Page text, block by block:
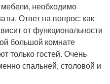
необходимо
Ответ на вопрос: как
от функциональности
большой комнате
только гостей. Очень
спальней, столовой и